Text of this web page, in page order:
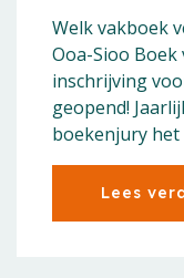
Welk vakboek
Ooa-Sioo Boek
inschrijving
geopend!
boekenjury het
Lees